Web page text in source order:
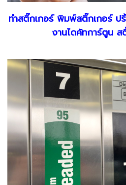
ทำสติ๊กเกอร์ พิมพ์สติ๊กเกอร์ ป
งานไดคัทการ์ตูน ส